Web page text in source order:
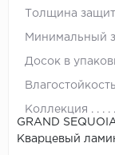
Толщина
Минимальный
Досок в
Коллекция
GRAND
Кварцевый